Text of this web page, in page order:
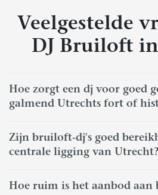
Veelgestelde
DJ Bruiloft
Hoe zorgt een dj voor goed
galmend Utrechts fort of
Zijn bruiloft-dj's goed
centrale ligging van Utrecht?
Hoe ruim is het aanbod